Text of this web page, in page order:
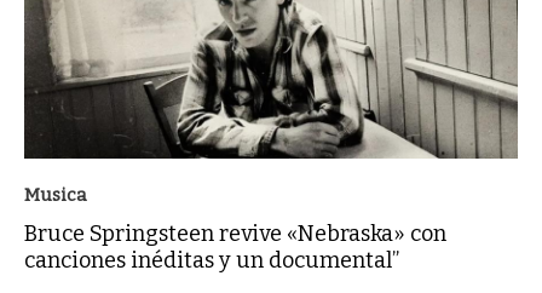
Musica
Bruce Springsteen revive «Nebraska» con
canciones inéditas y un documental”